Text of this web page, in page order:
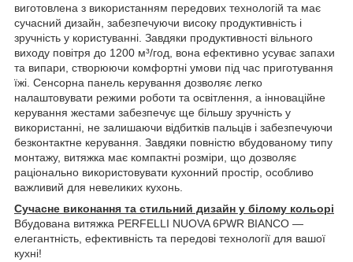
виготовлена з використанням передових технологій та має
сучасний дизайн, забезпечуючи високу продуктивність і
зручність у користуванні. Завдяки продуктивності вільного
виходу повітря до 1200 м³/год, вона ефективно усуває запахи
та випари, створюючи комфортні умови під час приготування
їжі. Сенсорна панель керування дозволяє легко
налаштовувати режими роботи та освітлення, а інноваційне
керування жестами забезпечує ще більшу зручність у
використанні, не залишаючи відбитків пальців і забезпечуючи
безконтактне керування. Завдяки повністю вбудованому типу
монтажу, витяжка має компактні розміри, що дозволяє
раціонально використовувати кухонний простір, особливо
важливий для невеликих кухонь.
Сучасне виконання та стильний дизайн у білому кольорі
Вбудована витяжка PERFELLI NUOVA 6PWR BIANCO —
елегантність, ефективність та передові технології для вашої
кухні!